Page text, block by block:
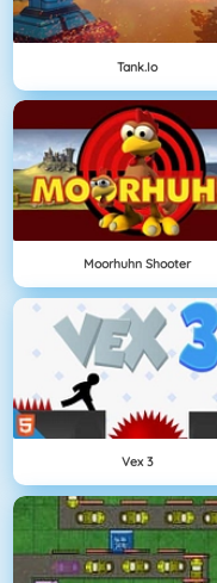
Tank.io
Moorhuhn Shooter
Vex 3